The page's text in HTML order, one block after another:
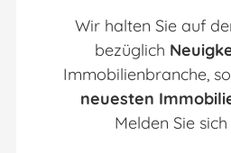
Wir halten Sie auf
bezüglich
Immobilienbranche,
neuesten
Melden Sie